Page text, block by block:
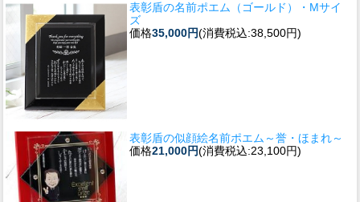
表彰盾の名前ポエム（ゴールド）・Mサイ
ズ
価格35,000円(消費税込:38,500円)
表彰盾の似顔絵名前ポエム～誉・ほまれ～
価格21,000円(消費税込:23,100円)